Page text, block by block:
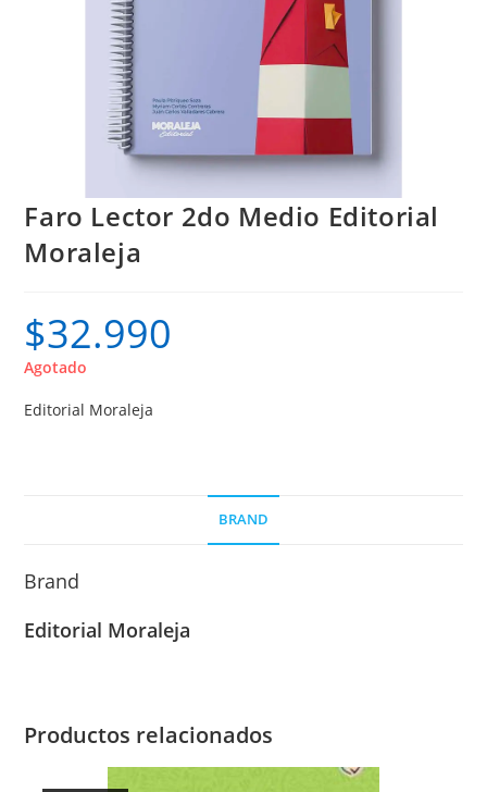
Faro Lector 2do Medio Editorial
Moraleja
$32.990
Agotado
Editorial Moraleja
BRAND
Brand
Editorial Moraleja
Productos relacionados